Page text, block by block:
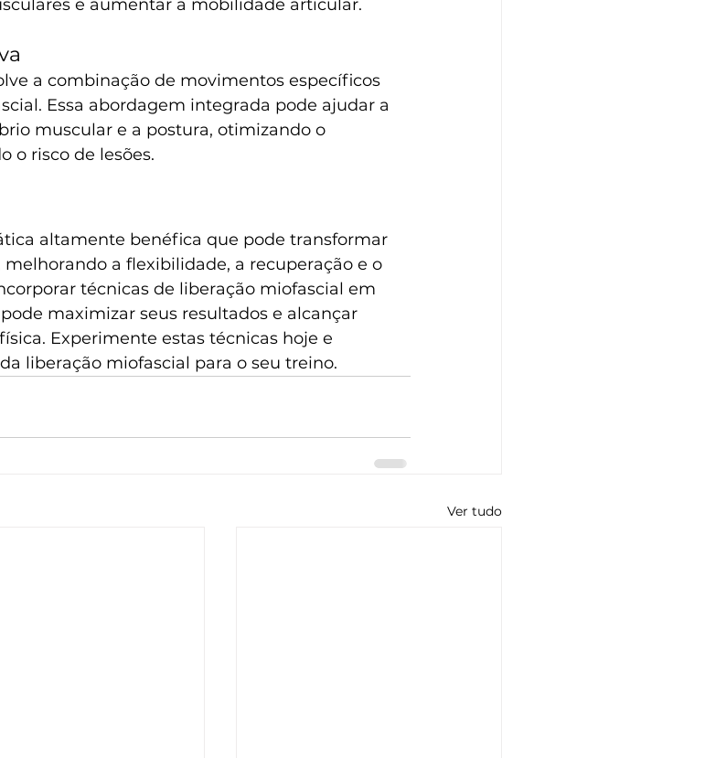
e aumentar a mobilidade articular.
a combinação de movimentos específicos
Essa abordagem integrada pode ajudar a
muscular e a postura, otimizando o
o risco de lesões.
altamente benéfica que pode transformar
a flexibilidade, a recuperação e o
técnicas de liberação miofascial em
maximizar seus resultados e alcançar
Experimente estas técnicas hoje e
liberação miofascial para o seu treino.
Ver tudo